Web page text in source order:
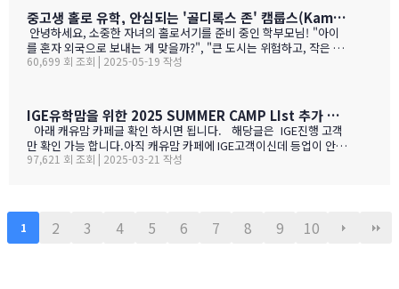
0-15 % 길고, 일교차가 커 산도가 살아 있음. 서늘한 밤 덕분에 과일
향이 …
하지만, 밴쿠버 지역에서는 한남마트도 있죠. (홍보글 절대 아님 ㅋ
ㅋ)사진들을 보시면서 가격대와 어떤 물건들이 있는지 미리 체크해
보세요!특히 주목할 점은 전기밥솥인데요, 한국에서 가져간 제품은
전압이 달라서 사용할 수 없어서 어쩔 수 없이 현지에서 새로 구입해
야 하는 것중 하나 일수 있죠? 하기는 요새는 워낙 밥들을 먹지 않다
중고생 홀로 유학, 안심되는 '골디록스 존' 캠룹스(Kamloops)가 정답입니다
를 혼자 외국으로 보내는 게 맞을까?", "큰 도시는 위험하고, 작은 도
시는 교육환경이 부족할까?" 이런 고민으로 밤잠 설치시죠? 오늘은
록스 존이란 '너무 크지도 작지도 않은, 딱 적당한 환경'을 말해요. 아
이 혼자 유학가기에 캠룹스가 딱 맞는 이유, 함께 알아볼까요? ?️ 아
이 혼자서도 쉽게 적응할 수 있는 도시 규모 인구 약 1…
60,699 회 조회 | 2025-05-19 작성
IGE유학맘을 위한 2025 SUMMER CAMP LIst 추가 되었습니다.
아래 캐유맘 카페글 확인 하시면 됩니다. 해당글은 IGE진행 고객
만 확인 가능 합니다.아직 캐유맘 카페에 IGE고객이신데 등업이 안된
분들은 등업 신청 해주시기 바랍니다. 해당글 바로 가기 --> http
97,621 회 조회 | 2025-03-21 작성
1 2 3 4 5 6 7 8 9 10